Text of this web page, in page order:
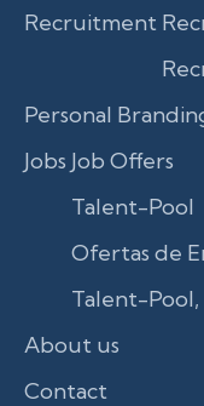
Recruitment
Personal
Jobs Job Offers
Talent-Pool
Ofertas de
Talent-Pool,
About us
Contact